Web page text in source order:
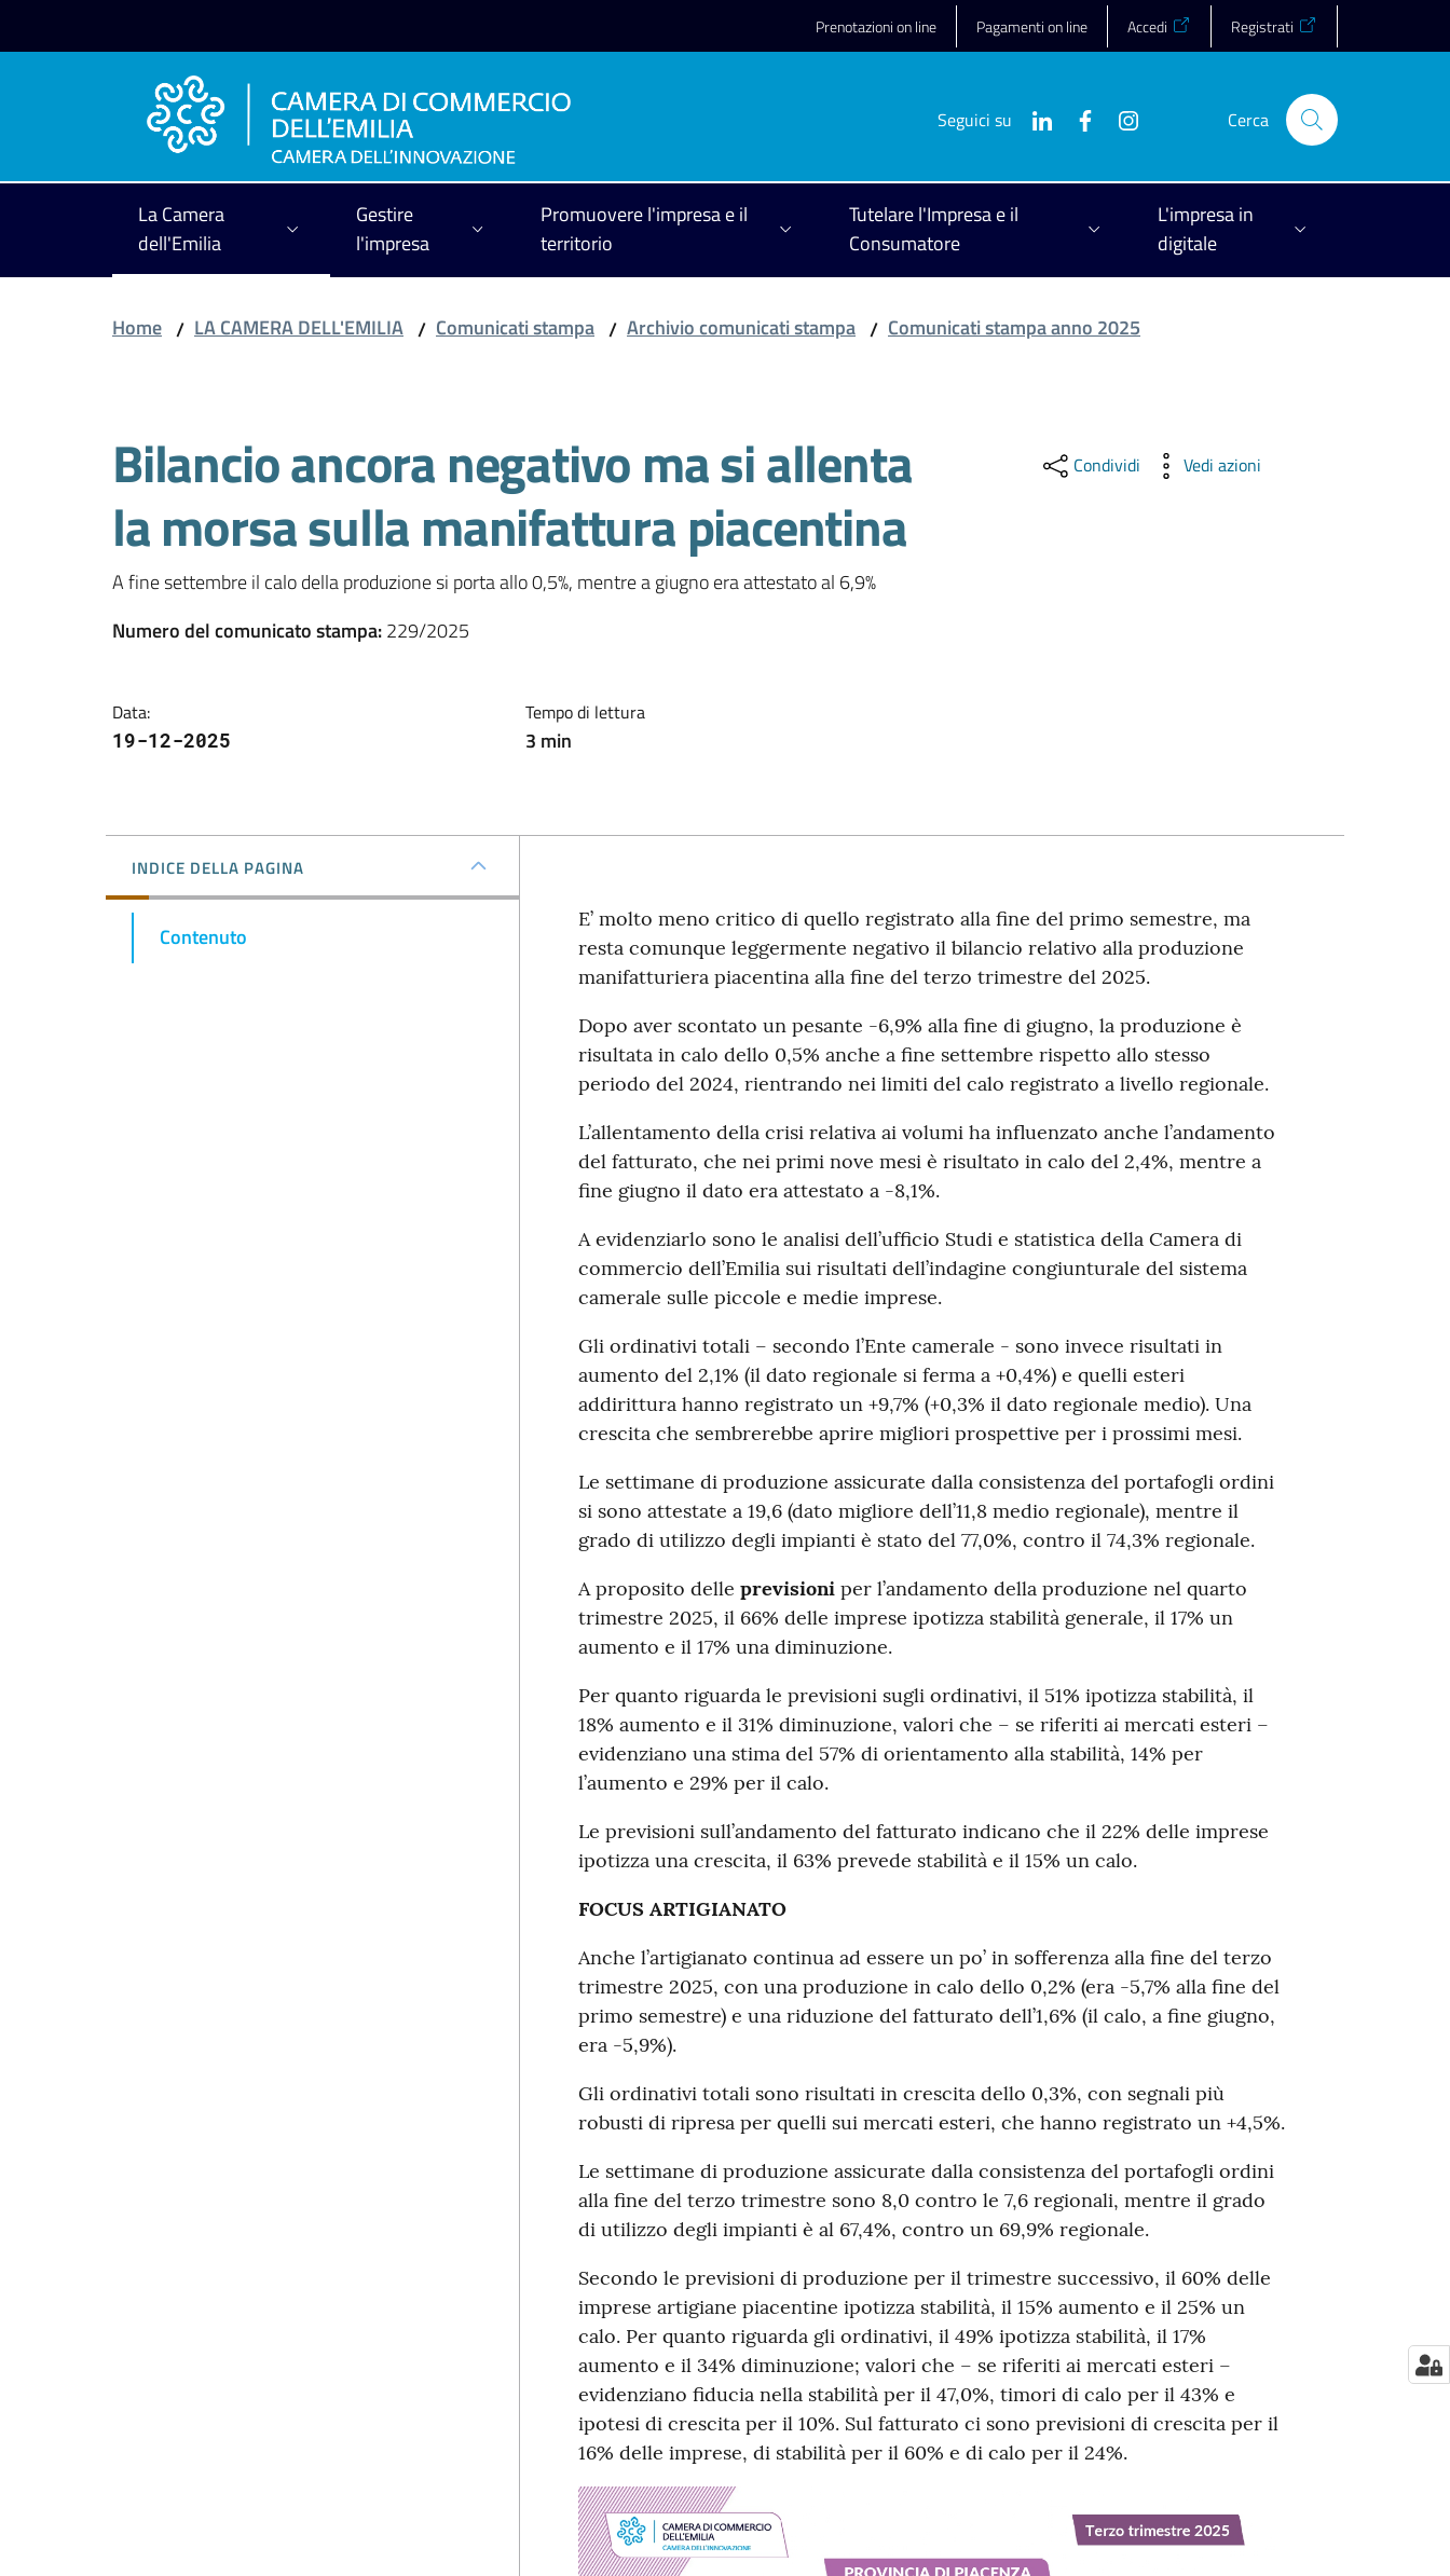
Prenotazioni on line Pagamenti on line Accedi Registrati
Seguici su Cerca
La Camera
dell'Emilia
Gestire
l'impresa
Promuovere l'impresa e il
territorio
Tutelare l'Impresa e il
Consumatore
L'impresa in
digitale
Home / LA CAMERA DELL'EMILIA / Comunicati stampa / Archivio comunicati stampa / Comunicati stampa anno 2025
Bilancio ancora negativo ma si allenta
la morsa sulla manifattura piacentina
A fine settembre il calo della produzione si porta allo 0,5%, mentre a giugno era attestato al 6,9%
Numero del comunicato stampa:229/2025
Data:
19-12-2025
Tempo di lettura
3 min
Condividi Vedi azioni
INDICE DELLA PAGINA
Contenuto
E’ molto meno critico di quello registrato alla fine del primo semestre, ma
resta comunque leggermente negativo il bilancio relativo alla produzione
manifatturiera piacentina alla fine del terzo trimestre del 2025.
Dopo aver scontato un pesante -6,9% alla fine di giugno, la produzione è
risultata in calo dello 0,5% anche a fine settembre rispetto allo stesso
periodo del 2024, rientrando nei limiti del calo registrato a livello regionale.
L’allentamento della crisi relativa ai volumi ha influenzato anche l’andamento
del fatturato, che nei primi nove mesi è risultato in calo del 2,4%, mentre a
fine giugno il dato era attestato a -8,1%.
A evidenziarlo sono le analisi dell’ufficio Studi e statistica della Camera di
commercio dell’Emilia sui risultati dell’indagine congiunturale del sistema
camerale sulle piccole e medie imprese.
Gli ordinativi totali – secondo l’Ente camerale - sono invece risultati in
aumento del 2,1% (il dato regionale si ferma a +0,4%) e quelli esteri
addirittura hanno registrato un +9,7% (+0,3% il dato regionale medio). Una
crescita che sembrerebbe aprire migliori prospettive per i prossimi mesi.
Le settimane di produzione assicurate dalla consistenza del portafogli ordini
si sono attestate a 19,6 (dato migliore dell’11,8 medio regionale), mentre il
grado di utilizzo degli impianti è stato del 77,0%, contro il 74,3% regionale.
A proposito delle previsioniper l’andamento della produzione nel quarto
trimestre 2025, il 66% delle imprese ipotizza stabilità generale, il 17% un
aumento e il 17% una diminuzione.
Per quanto riguarda le previsioni sugli ordinativi, il 51% ipotizza stabilità, il
18% aumento e il 31% diminuzione, valori che – se riferiti ai mercati esteri –
evidenziano una stima del 57% di orientamento alla stabilità, 14% per
l’aumento e 29% per il calo.
Le previsioni sull’andamento del fatturato indicano che il 22% delle imprese
ipotizza una crescita, il 63% prevede stabilità e il 15% un calo.
FOCUS ARTIGIANATO
Anche l’artigianato continua ad essere un po’ in sofferenza alla fine del terzo
trimestre 2025, con una produzione in calo dello 0,2% (era -5,7% alla fine del
primo semestre) e una riduzione del fatturato dell’1,6% (il calo, a fine giugno,
era -5,9%).
Gli ordinativi totali sono risultati in crescita dello 0,3%, con segnali più
robusti di ripresa per quelli sui mercati esteri, che hanno registrato un +4,5%.
Le settimane di produzione assicurate dalla consistenza del portafogli ordini
alla fine del terzo trimestre sono 8,0 contro le 7,6 regionali, mentre il grado
di utilizzo degli impianti è al 67,4%, contro un 69,9% regionale.
Secondo le previsioni di produzione per il trimestre successivo, il 60% delle
imprese artigiane piacentine ipotizza stabilità, il 15% aumento e il 25% un
calo. Per quanto riguarda gli ordinativi, il 49% ipotizza stabilità, il 17%
aumento e il 34% diminuzione; valori che – se riferiti ai mercati esteri –
evidenziano fiducia nella stabilità per il 47,0%, timori di calo per il 43% e
ipotesi di crescita per il 10%. Sul fatturato ci sono previsioni di crescita per il
16% delle imprese, di stabilità per il 60% e di calo per il 24%.